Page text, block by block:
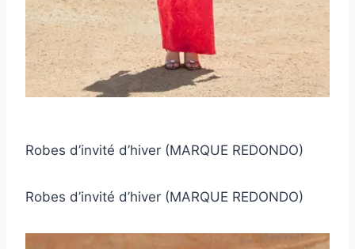
Robes d’invité d’hiver (MARQUE REDONDO)
Robes d’invité d’hiver (MARQUE REDONDO)